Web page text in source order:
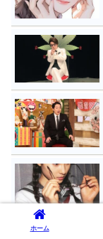
ホーム